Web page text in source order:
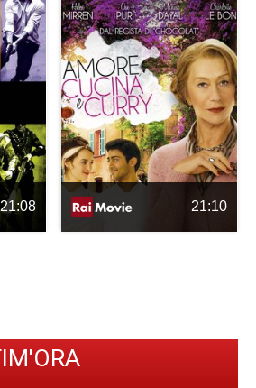
21:08 21:10